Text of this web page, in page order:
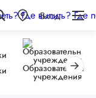
Вход
Образовательные
учреждения